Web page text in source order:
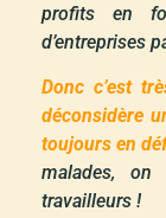
profits en
d’entreprises
Donc c’est
déconsidère
toujours en
malades,
travailleurs !